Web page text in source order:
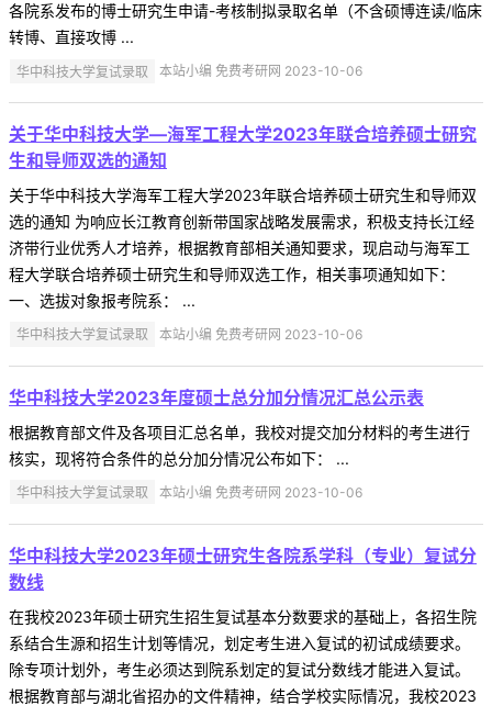
各院系发布的博士研究生申请-考核制拟录取名单（不含硕博连读/临床
转博、直接攻博 ...
华中科技大学复试录取 本站小编 免费考研网 2023-10-06
关于华中科技大学—海军工程大学2023年联合培养硕士研究
生和导师双选的通知
关于华中科技大学海军工程大学2023年联合培养硕士研究生和导师双
选的通知 为响应长江教育创新带国家战略发展需求，积极支持长江经
济带行业优秀人才培养，根据教育部相关通知要求，现启动与海军工
程大学联合培养硕士研究生和导师双选工作，相关事项通知如下：
一、选拔对象报考院系： ...
华中科技大学复试录取 本站小编 免费考研网 2023-10-06
华中科技大学2023年度硕士总分加分情况汇总公示表
根据教育部文件及各项目汇总名单，我校对提交加分材料的考生进行
核实，现将符合条件的总分加分情况公布如下： ...
华中科技大学复试录取 本站小编 免费考研网 2023-10-06
华中科技大学2023年硕士研究生各院系学科（专业）复试分
数线
在我校2023年硕士研究生招生复试基本分数要求的基础上，各招生院
系结合生源和招生计划等情况，划定考生进入复试的初试成绩要求。
除专项计划外，考生必须达到院系划定的复试分数线才能进入复试。
根据教育部与湖北省招办的文件精神，结合学校实际情况，我校2023